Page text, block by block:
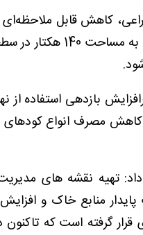
کاهش قابل ملاحظه‌ای
بازدهی استفاده از
مصرف انواع کود‌های
تهیه نقشه های
منابع خاک و
گرفته است که